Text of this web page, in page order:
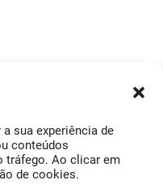
sua experiência de
conteúdos
tráfego. Ao clicar em
de cookies.
Jornal da Bairrada